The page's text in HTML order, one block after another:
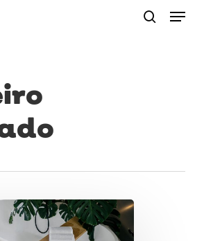
Menu